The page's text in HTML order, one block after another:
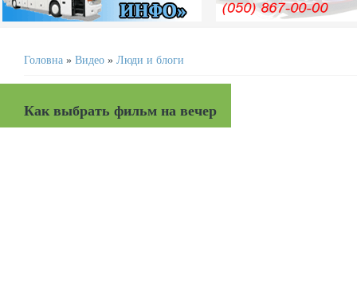
Головна » Видео » Люди и блоги
Как выбрать фильм на вечер